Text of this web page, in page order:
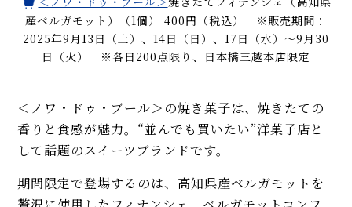
産ベルガモット）（1個） 400円（税込） ※販売期間：
2025年9月13日（土）、14日（日）、17日（水）～9月30
日（火） ※各日200点限り、日本橋三越本店限定
＜ノワ・ドゥ・ブール＞の焼き菓子は、焼きたての
香りと食感が魅力。“並んでも買いたい”洋菓子店と
して話題のスイーツブランドです。
期間限定で登場するのは、高知県産ベルガモットを